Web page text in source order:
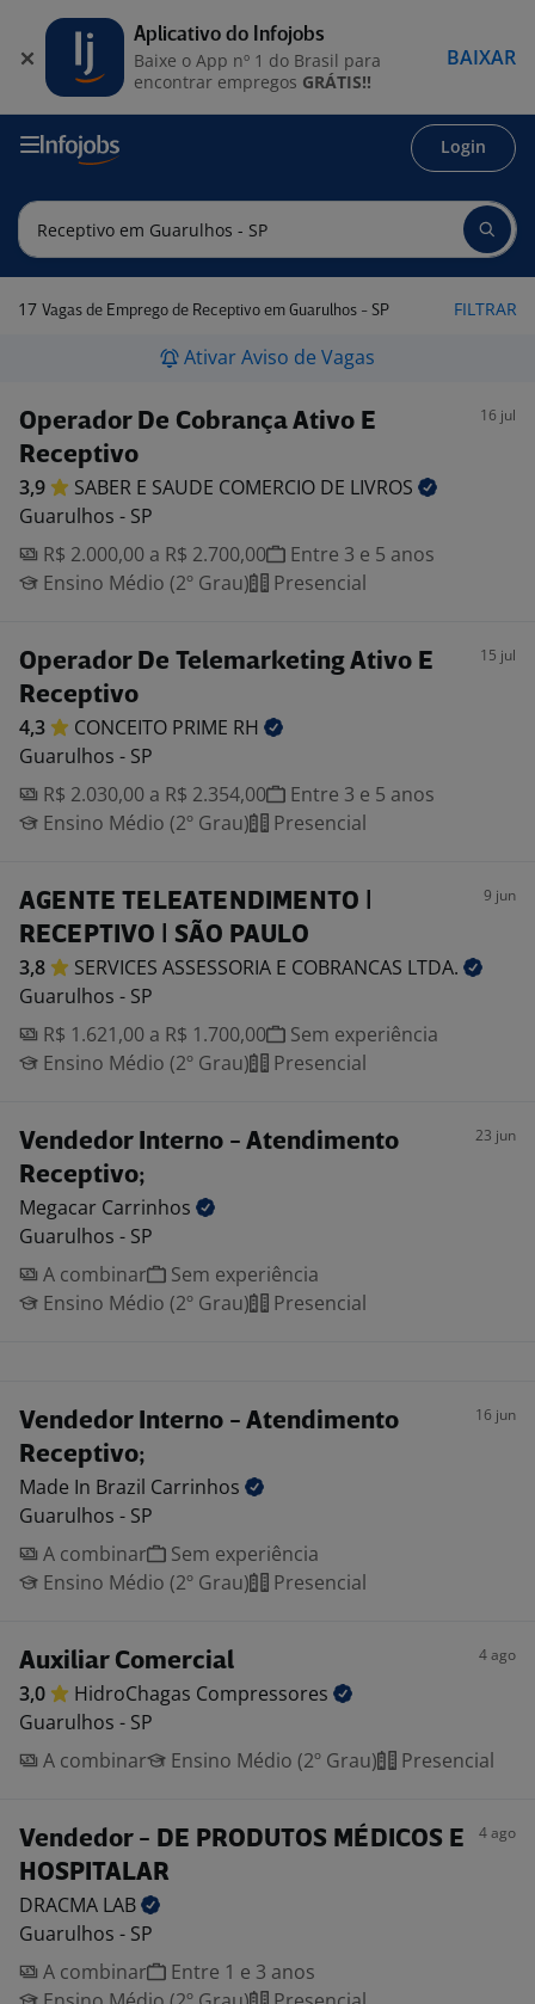
Login
17 Vagas de Emprego de Receptivo em Guarulhos - SP FILTRAR
Ativar Aviso de Vagas
Operador De Cobrança Ativo E
Receptivo
16 jul
3,9 SABER E SAUDE COMERCIO DE LIVROS
Guarulhos - SP
R$ 2.000,00 a R$ 2.700,00
Entre 3 e 5 anos
Ensino Médio (2º Grau)
Presencial
Operador De Telemarketing Ativo E
Receptivo
15 jul
4,3 CONCEITO PRIME RH
Guarulhos - SP
R$ 2.030,00 a R$ 2.354,00
Entre 3 e 5 anos
Ensino Médio (2º Grau)
Presencial
AGENTE TELEATENDIMENTO |
RECEPTIVO | SÃO PAULO
9 jun
3,8 SERVICES ASSESSORIA E COBRANCAS LTDA.
Guarulhos - SP
R$ 1.621,00 a R$ 1.700,00
Sem experiência
Ensino Médio (2º Grau)
Presencial
Vendedor Interno - Atendimento
Receptivo;
23 jun
Megacar Carrinhos
Guarulhos - SP
A combinar
Sem experiência
Ensino Médio (2º Grau)
Presencial
Vendedor Interno - Atendimento
Receptivo;
16 jun
Made In Brazil Carrinhos
Guarulhos - SP
A combinar
Sem experiência
Ensino Médio (2º Grau)
Presencial
Auxiliar Comercial 4 ago
3,0 HidroChagas Compressores
Guarulhos - SP
A combinar
Ensino Médio (2º Grau) Presencial
Vendedor - DE PRODUTOS MÉDICOS E
HOSPITALAR
4 ago
DRACMA LAB
Guarulhos - SP
A combinar
Entre 1 e 3 anos
Aplicativo do Infojobs
Baixe o App nº 1 do Brasil para
encontrar empregos GRÁTIS!!
BAIXAR